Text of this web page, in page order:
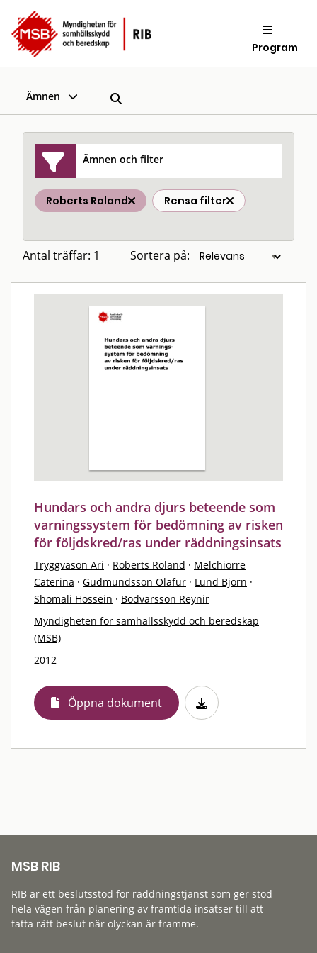
Program
Ämnen
Ämnen och filter
Roberts Roland Rensa filter
Antal träffar: 1 Sortera på:
Hundars och andra djurs beteende som
varningssystem för bedömning av risken
för följdskred/ras under räddningsinsats
Tryggvason Ari · Roberts Roland · Melchiorre
Caterina · Gudmundsson Olafur · Lund Björn ·
Shomali Hossein · Bödvarsson Reynir
Myndigheten för samhällsskydd och beredskap
(MSB)
2012
Öppna dokument
MSB RIB
RIB är ett beslutsstöd för räddningstjänst som ger stöd
hela vägen från planering av framtida insatser till att
fatta rätt beslut när olyckan är framme.